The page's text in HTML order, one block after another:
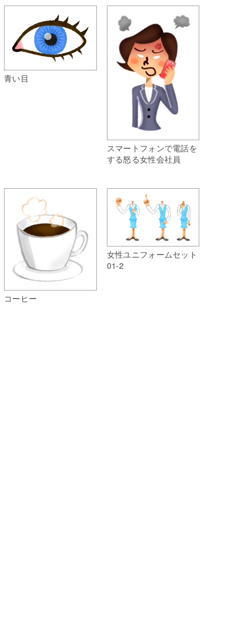
青い目
スマートフォンで電話を
する怒る女性会社員
コーヒー
女性ユニフォームセット
01-2